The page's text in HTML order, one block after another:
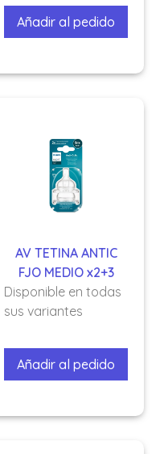
Añadir al pedido
AV TETINA ANTIC
FJO MEDIO x2+3
Disponible en todas
sus variantes
Añadir al pedido